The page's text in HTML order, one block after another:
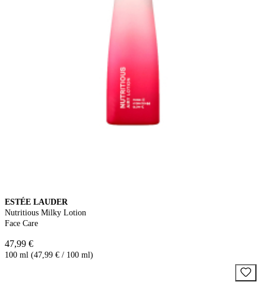
ESTÉE LAUDER
Nutritious Milky Lotion
Face Care
47,99 €
100 ml (47,99 € / 100 ml)